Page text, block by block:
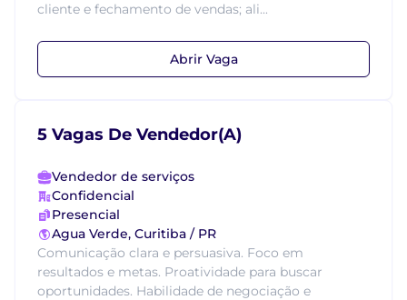
cliente e fechamento de vendas; ali...
Abrir Vaga
5 Vagas De Vendedor(A)
Vendedor de serviços
Confidencial
Presencial
Agua Verde, Curitiba / PR
Comunicação clara e persuasiva. Foco em
resultados e metas. Proatividade para buscar
oportunidades. Habilidade de negociação e